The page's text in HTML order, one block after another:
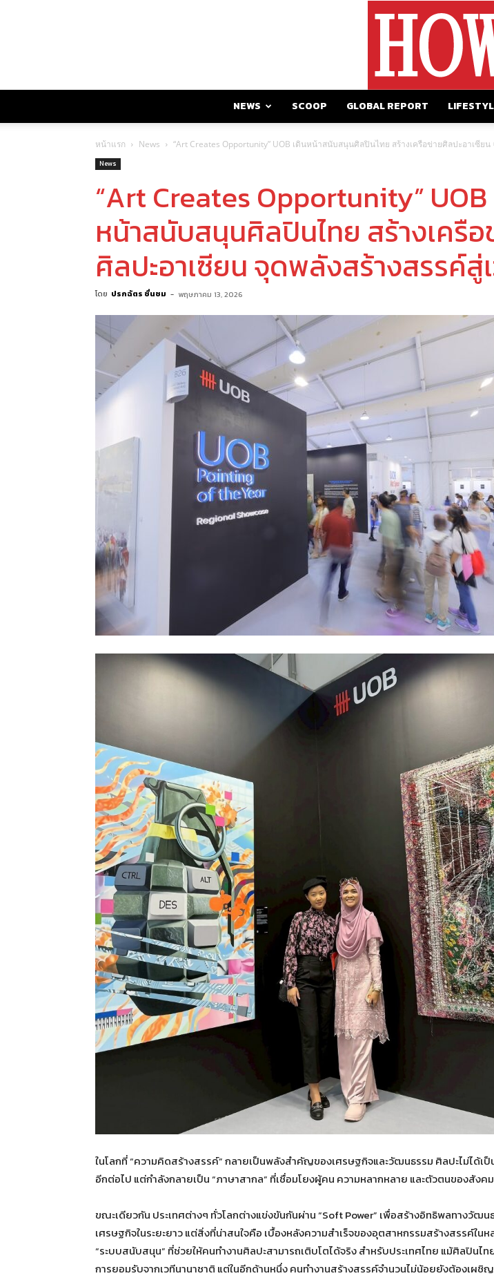
NEWS SCOOP GLOBAL REPORT
หน้าแรก News “Art Creates Opportunity” UOB เดินหน้าสนับสนุนศิลปินไทย สร้างเครือข่ายศิลปะอาเซียน
News
“Art Creates Opportunity” UOB
หน้าสนับสนุนศิลปินไทย สร้างเครือ
ศิลปะอาเซียน จุดพลังสร้างสรรค์สู่
โดย ปรกฉัตร ชื่นชม - พฤษภาคม 13, 2026
ในโลกที่ “ความคิดสร้างสรรค์” กลายเป็นพลังสำคัญของเศรษฐกิจและวัฒนธรรม ศิลปะไม่ได้เ
อีกต่อไป แต่กำลังกลายเป็น “ภาษาสากล” ที่เชื่อมโยงผู้คน ความหลากหลาย และตัวตนของสังค
ขณะเดียวกัน ประเทศต่างๆ ทั่วโลกต่างแข่งขันกันผ่าน “Soft Power” เพื่อสร้างอิทธิพลทางวัฒน
เศรษฐกิจในระยะยาว แต่สิ่งที่น่าสนใจคือ เบื้องหลังความสำเร็จของอุตสาหกรรมสร้างสรรค์ในห
“ระบบสนับสนุน” ที่ช่วยให้คนทำงานศิลปะสามารถเติบโตได้จริง สำหรับประเทศไทย แม้ศิลปินไท
การยอมรับจากเวทีนานาชาติ แต่ในอีกด้านหนึ่ง คนทำงานสร้างสรรค์จำนวนไม่น้อยยังต้องเผชิ